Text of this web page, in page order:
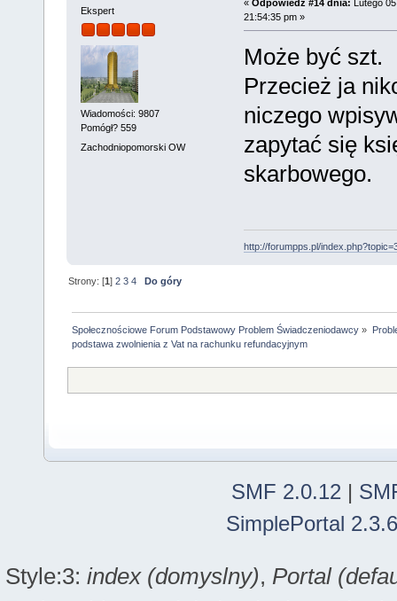
Ekspert
Wiadomości: 9807
Pomógł? 559
Zachodniopomorski OW
« Odpowiedź #14 dnia: Lutego
21:54:35 pm »
Może być szt.
Przecież ja
niczego
zapytać się
skarbowego.
http://forumpps.pl/
Strony: [1]2 3 4 Do góry
Społecznościowe Forum Podstawowy Problem Świadczeniodawcy »
podstawa zwolnienia z Vat na rachunku refundacyjnym
SMF 2.0.12 |
SimplePortal
Style:3: index (domyslny), Portal